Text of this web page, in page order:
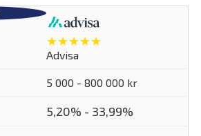
★★★★★
Advisa
5 000 - 800 000 kr
5,20% - 33,99%